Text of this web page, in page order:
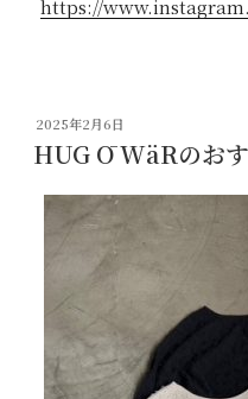
https://
投
稿
日:
2025年2月6日
HUG Ō WäRのお